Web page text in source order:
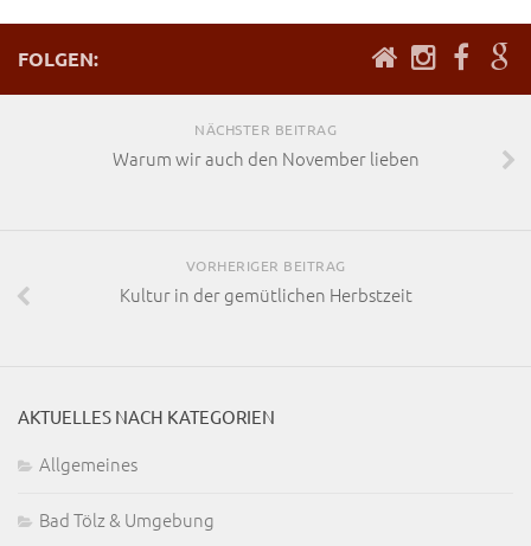
FOLGEN:
NÄCHSTER BEITRAG
Warum wir auch den November lieben
VORHERIGER BEITRAG
Kultur in der gemütlichen Herbstzeit
AKTUELLES NACH KATEGORIEN
Allgemeines
Bad Tölz & Umgebung